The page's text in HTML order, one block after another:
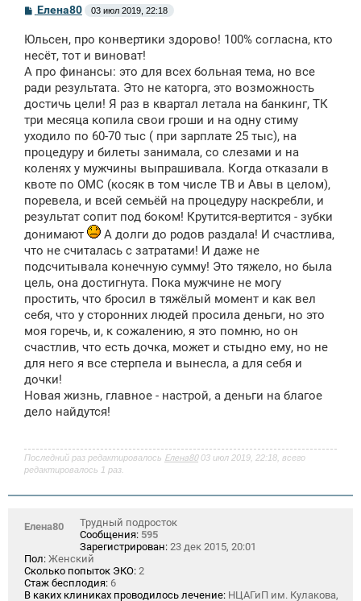
С
б
щ
н
и
Елена80 03 июл 2019, 22:18
Юльсен, про конвертики здорово! 100% согласна, кто
несёт, тот и виноват!
А про финансы: это для всех больная тема, но все
ради результата. Это не каторга, это возможность
достичь цели! Я раз в квартал летала на банкинг, ТК
три месяца копила свои гроши и на одну стиму
уходило по 60-70 тыс ( при зарплате 25 тыс), на
процедуру и билеты занимала, со слезами и на
коленях у мужчины выпрашивала. Когда отказали в
квоте по ОМС (косяк в том числе ТВ и Авы в целом),
поревела, и всей семьёй на процедуру наскребли, и
результат сопит под боком! Крутится-вертится - зубки
донимают
А долги до родов раздала! И счастлива,
что не считалась с затратами! И даже не
подсчитывала конечную сумму! Это тяжело, но была
цель, она достигнута. Пока мужчине не могу
простить, что бросил в тяжёлый момент и как вел
себя, что у сторонних людей просила деньги, но это
моя горечь, и, к сожалению, я это помню, но он
счастлив, что есть дочка, может и стыдно ему, но не
для него я все стерпела и вынесла, а для себя и
дочки!
Новая жизнь, главное - настрой, а деньги на благое
дело найдутся!
Последний раз редактировалось Елена8003 июл 2019, 22:18, всего
редактировалось 1 раз.
Елена80
Трудный подросток
Сообщения: 595
Зарегистрирован: 23 дек 2015, 20:01
Пол: Женский
Сколько попыток ЭКО: 2
Стаж бесплодия: 6
В каких клиниках проводилось лечение: НЦАГиП им. Кулакова,